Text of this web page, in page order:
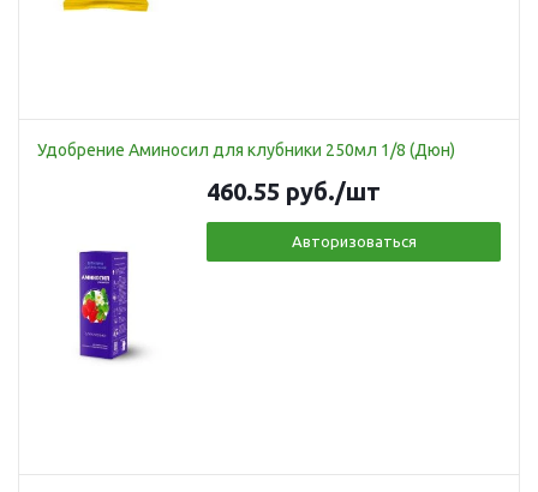
Удобрение Аминосил для клубники 250мл 1/8 (Дюн)
460.55 руб./шт
Авторизоваться